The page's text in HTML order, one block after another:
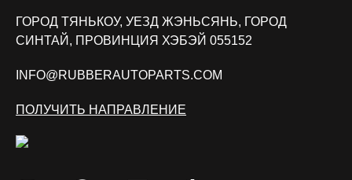
ГОРОД ТЯНЬКОУ, УЕЗД ЖЭНЬСЯНЬ, ГОРОД
СИНТАЙ, ПРОВИНЦИЯ ХЭБЭЙ 055152
INFO@RUBBERAUTOPARTS.COM
ПОЛУЧИТЬ НАПРАВЛЕНИЕ